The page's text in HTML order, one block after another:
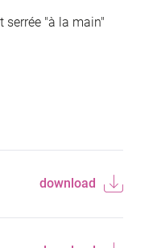
serrée "à la main"
download